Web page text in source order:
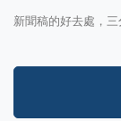
新聞稿的好去處，